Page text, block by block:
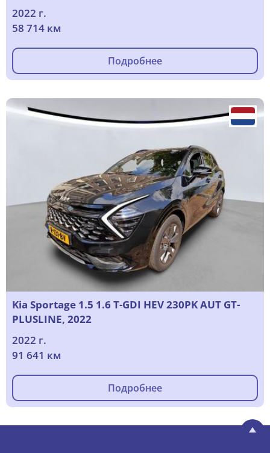
2022 г.
58 714 км
Подробнее
Kia Sportage 1.5 1.6 T-GDI HEV 230PK AUT GT-
PLUSLINE, 2022
2022 г.
91 641 км
Подробнее